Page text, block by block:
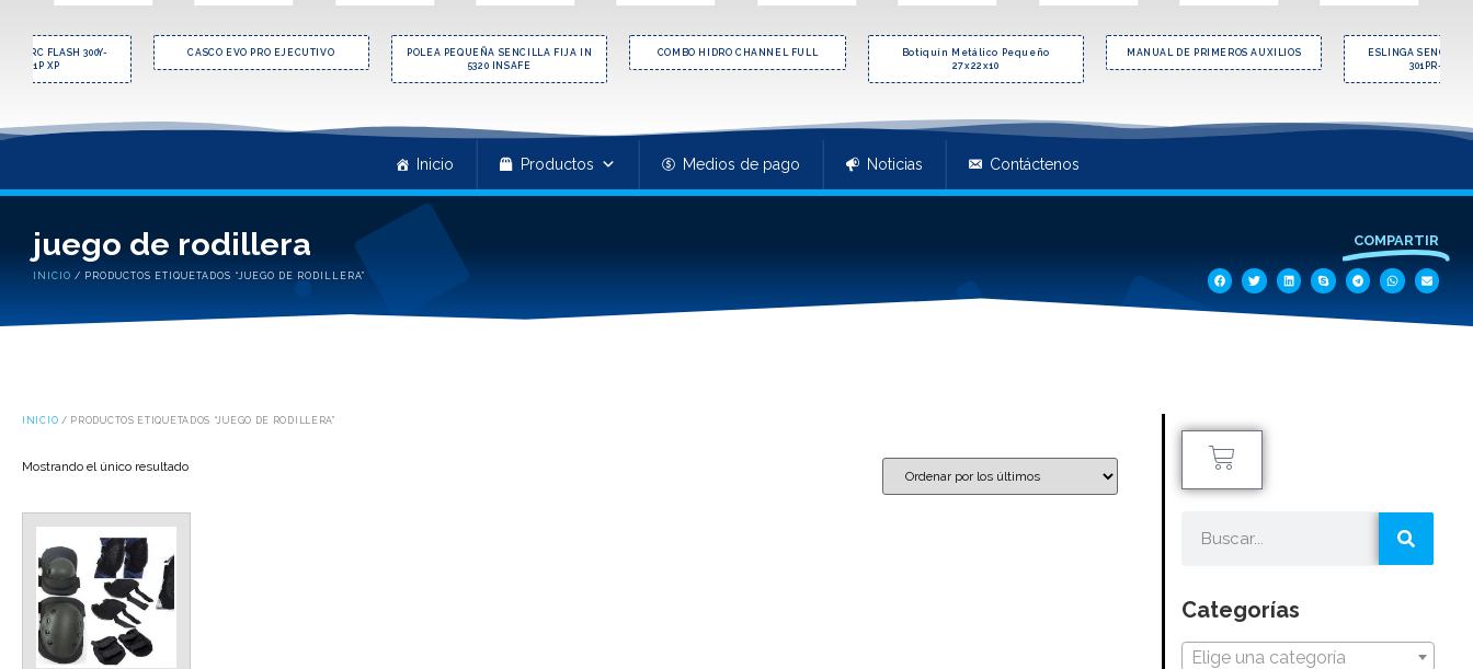
Y ARC FLASH 300Y-
2G1P XP
CASCO EVO PRO EJECUTIVO
POLEA PEQUEÑA SENCILLA FIJA IN
5320 INSAFE
COMBO HIDRO CHANNEL FULL
Botiquín Metálico Pequeño
27x22x10
MANUAL DE PRIMEROS AUXILIOS
ESLINGA SENCILLA
301PR-DIE-
Inicio Productos Medios de pago Noticias Contáctenos
juego de rodillera
INICIO / PRODUCTOS ETIQUETADOS “JUEGO DE RODILLERA”
COMPARTIR
INICIO / PRODUCTOS ETIQUETADOS “JUEGO DE RODILLERA”
Mostrando el único resultado
Categorías
Elige una categoría